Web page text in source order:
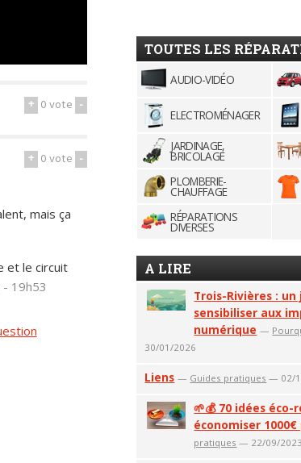
+ 0vote -
+ 0vote -
mais ça
et le circuit
19h53
TOUTES LES
AUDIO-VIDÉO
ELECTROMÉNAGER
JARDINAGE,
BRICOLAGE
PLOMBERIE-
CHAUFFAGE
RÉPARATIONS
DIVERSES
A LIRE
Trois-Rivières :
sensibiliser aux
numérique —
30/01/2026
Liens — Guides pratiques — 02/
🌱💰 70 idées
économiser 1000€
pratiques — 22/09/2023